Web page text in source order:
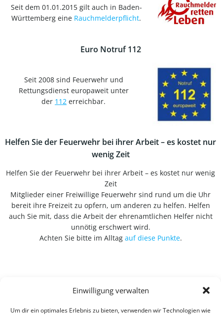
Einwilligung verwalten
Um dir ein optimales Erlebnis zu bieten, verwenden wir Technologien wie
Seit dem 01.01.2015 gilt auch in Baden-
Württemberg eine Rauchmelderpflicht.
Euro Notruf 112
Seit 2008 sind Feuerwehr und
Rettungsdienst europaweit unter
der 112 erreichbar.
Helfen Sie der Feuerwehr bei ihrer Arbeit – es kostet nur
wenig Zeit
Helfen Sie der Feuerwehr bei ihrer Arbeit – es kostet nur wenig
Zeit
Mitglieder einer Freiwillige Feuerwehr sind rund um die Uhr
bereit ihre Freizeit zu opfern, um anderen zu helfen. Helfen
auch Sie mit, dass die Arbeit der ehrenamtlichen Helfer nicht
unnötig erschwert wird.
Achten Sie bitte im Alltag auf diese Punkte.